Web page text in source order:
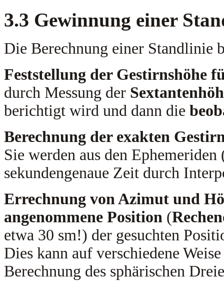
3.3 Gewinnung einer
Die Berechnung einer Standlinie
Feststellung der Gestirnshöhe
durch Messung der
berichtigt wird und dann die
Berechnung der exakten
Sie werden aus den
sekundengenaue Zeit durch
Errechnung von Azimut und
angenommene Position (
etwa 30 sm!) der gesuchten
Dies kann auf verschiedene
Berechnung des sphärischen